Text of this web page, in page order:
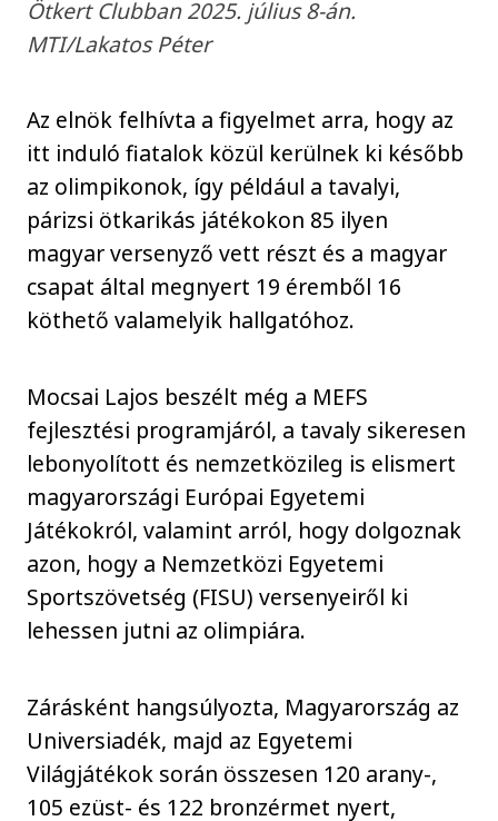
Ötkert Clubban 2025. július 8-án.
MTI/Lakatos Péter
Az elnök felhívta a figyelmet arra, hogy az
itt induló fiatalok közül kerülnek ki később
az olimpikonok, így például a tavalyi,
párizsi ötkarikás játékokon 85 ilyen
magyar versenyző vett részt és a magyar
csapat által megnyert 19 éremből 16
köthető valamelyik hallgatóhoz.
Mocsai Lajos beszélt még a MEFS
fejlesztési programjáról, a tavaly sikeresen
lebonyolított és nemzetközileg is elismert
magyarországi Európai Egyetemi
Játékokról, valamint arról, hogy dolgoznak
azon, hogy a Nemzetközi Egyetemi
Sportszövetség (FISU) versenyeiről ki
lehessen jutni az olimpiára.
Zárásként hangsúlyozta, Magyarország az
Universiadék, majd az Egyetemi
Világjátékok során összesen 120 arany-,
105 ezüst- és 122 bronzérmet nyert,